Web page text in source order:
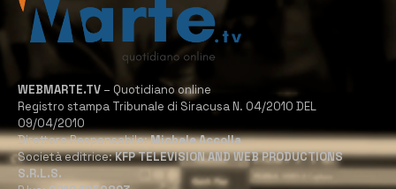
WEBMARTE.TV – Quotidiano online
Registro stampa Tribunale di Siracusa N. 04/2010 DEL
09/04/2010
Direttore Responsabile:Michele Accolla
Società editrice:KFP TELEVISION AND WEB PRODUCTIONS
S.R.L.S.